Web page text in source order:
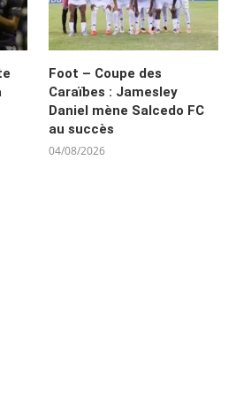
Foot – Coupe des
Caraïbes : Jamesley
Daniel mène Salcedo FC
au succès
04/08/2026